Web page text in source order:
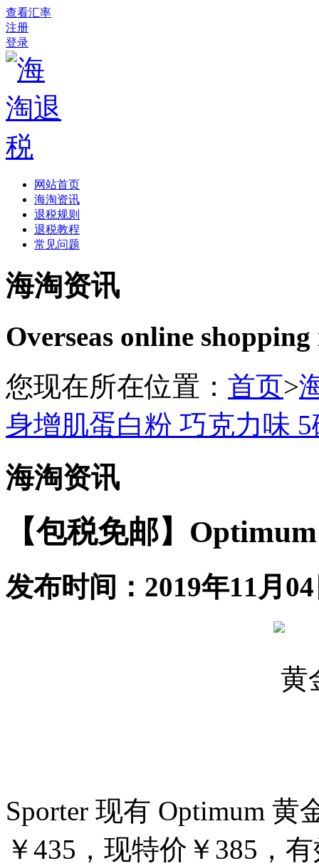
查看汇率
注册
登录
网站首页
海淘资讯
退税规则
退税教程
常见问题
海淘资讯
Overseas online
您现在所在位置： 首页>
身增肌蛋白粉 巧克力味 5
海淘资讯
【包税免邮】
发布时间：2019年11月
Sporter 现有 Optimum
￥435，现特价￥385，